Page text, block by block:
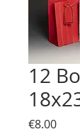
12
€8.00Price